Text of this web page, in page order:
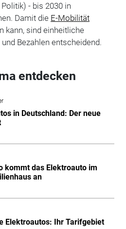
- bis 2030 in
Damit die E-Mobilität
kann, sind einheitliche
Bezahlen entscheidend.
entdecken
in Deutschland: Der neue
kommt das Elektroauto im
an
Elektroautos: Ihr Tarifgebiet